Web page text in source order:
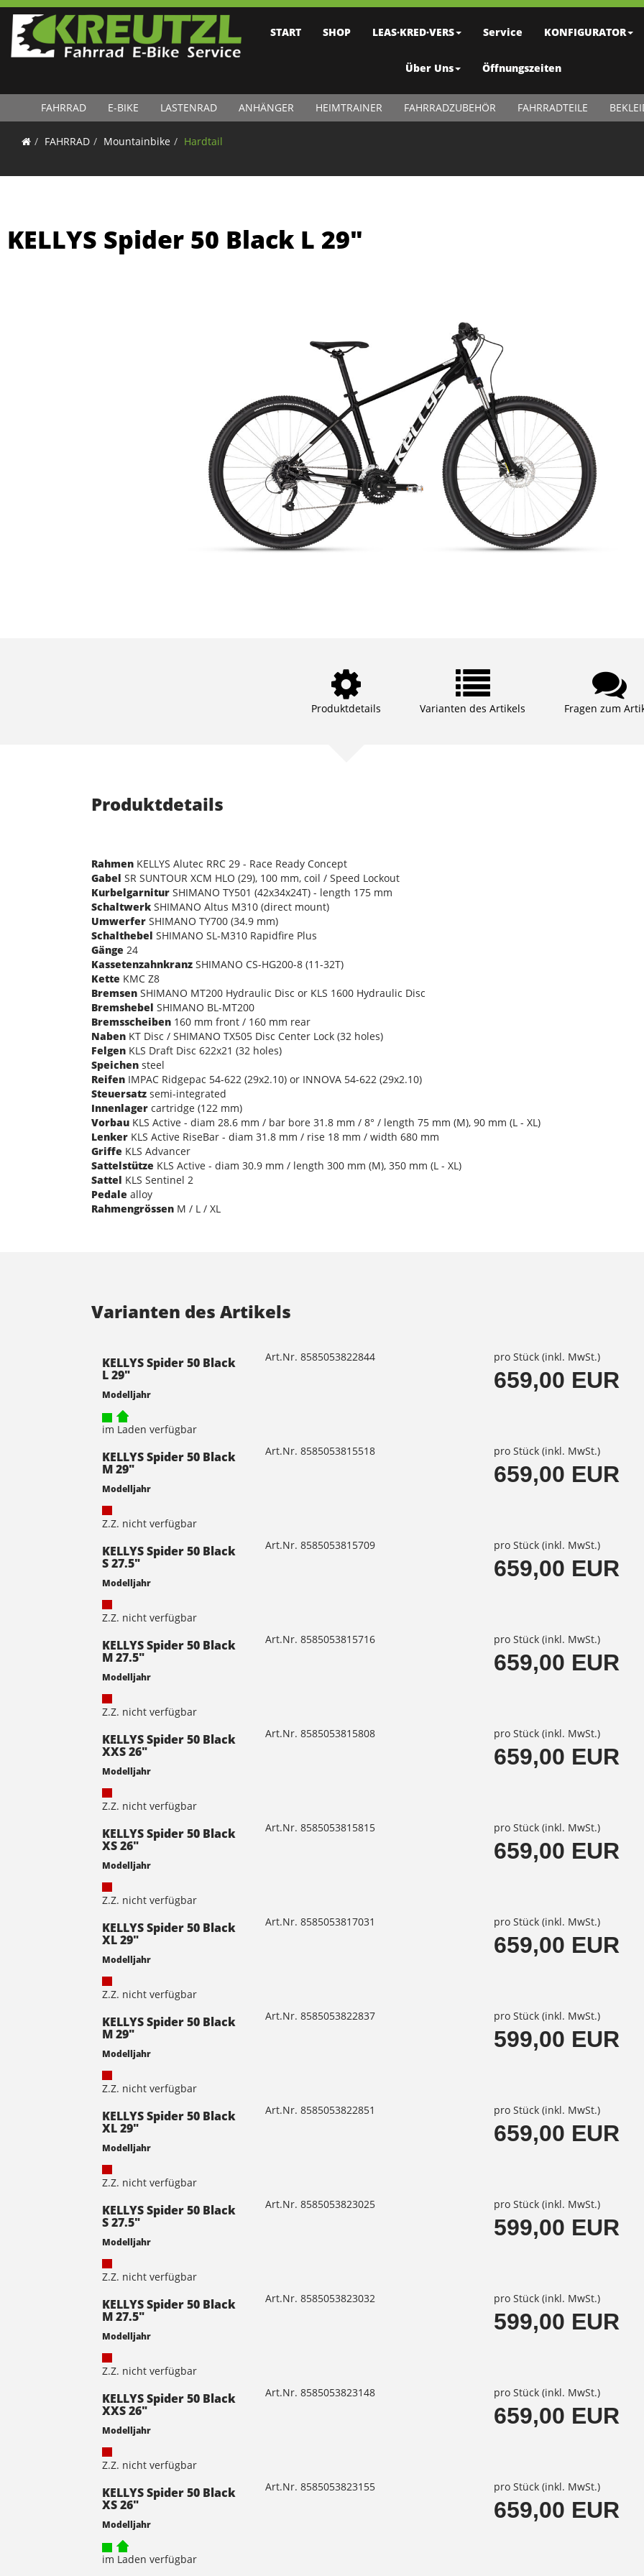
START SHOP LEAS·KRED·VERS Service KONFIGURATOR
Über Uns Öffnungszeiten
FAHRRAD E-BIKE LASTENRAD ANHÄNGER HEIMTRAINER FAHRRADZUBEHÖR FAHRRADTEILE
FAHRRAD Mountainbike Hardtail
KELLYS Spider 50 Black L 29"
Produktdetails Varianten des Artikels Fragen zum
Produktdetails
Rahmen KELLYS Alutec RRC 29 - Race Ready Concept
Gabel SR SUNTOUR XCM HLO (29), 100 mm, coil / Speed Lockout
Kurbelgarnitur SHIMANO TY501 (42x34x24T) - length 175 mm
Schaltwerk SHIMANO Altus M310 (direct mount)
Umwerfer SHIMANO TY700 (34.9 mm)
Schalthebel SHIMANO SL-M310 Rapidfire Plus
Gänge 24
Kassetenzahnkranz SHIMANO CS-HG200-8 (11-32T)
Kette KMC Z8
Bremsen SHIMANO MT200 Hydraulic Disc or KLS 1600 Hydraulic Disc
Bremshebel SHIMANO BL-MT200
Bremsscheiben 160 mm front / 160 mm rear
Naben KT Disc / SHIMANO TX505 Disc Center Lock (32 holes)
Felgen KLS Draft Disc 622x21 (32 holes)
Speichen steel
Reifen IMPAC Ridgepac 54-622 (29x2.10) or INNOVA 54-622 (29x2.10)
Steuersatz semi-integrated
Innenlager cartridge (122 mm)
Vorbau KLS Active - diam 28.6 mm / bar bore 31.8 mm / 8° / length 75 mm (M), 90 mm (L - XL)
Lenker KLS Active RiseBar - diam 31.8 mm / rise 18 mm / width 680 mm
Griffe KLS Advancer
Sattelstütze KLS Active - diam 30.9 mm / length 300 mm (M), 350 mm (L - XL)
Sattel KLS Sentinel 2
Pedale alloy
Rahmengrössen M / L / XL
Varianten des Artikels
KELLYS Spider 50 Black
L 29"
Modelljahr
im Laden verfügbar
Art.Nr. 8585053822844 pro Stück (inkl. MwSt.)
659,00 EUR
KELLYS Spider 50 Black
M 29"
Modelljahr
Z.Z. nicht verfügbar
Art.Nr. 8585053815518 pro Stück (inkl. MwSt.)
659,00 EUR
KELLYS Spider 50 Black
S 27.5"
Modelljahr
Z.Z. nicht verfügbar
Art.Nr. 8585053815709 pro Stück (inkl. MwSt.)
659,00 EUR
KELLYS Spider 50 Black
M 27.5"
Modelljahr
Z.Z. nicht verfügbar
Art.Nr. 8585053815716 pro Stück (inkl. MwSt.)
659,00 EUR
KELLYS Spider 50 Black
XXS 26"
Modelljahr
Z.Z. nicht verfügbar
Art.Nr. 8585053815808 pro Stück (inkl. MwSt.)
659,00 EUR
KELLYS Spider 50 Black
XS 26"
Modelljahr
Z.Z. nicht verfügbar
Art.Nr. 8585053815815 pro Stück (inkl. MwSt.)
659,00 EUR
KELLYS Spider 50 Black
XL 29"
Modelljahr
Z.Z. nicht verfügbar
Art.Nr. 8585053817031 pro Stück (inkl. MwSt.)
659,00 EUR
KELLYS Spider 50 Black
M 29"
Modelljahr
Z.Z. nicht verfügbar
Art.Nr. 8585053822837 pro Stück (inkl. MwSt.)
599,00 EUR
KELLYS Spider 50 Black
XL 29"
Modelljahr
Z.Z. nicht verfügbar
Art.Nr. 8585053822851 pro Stück (inkl. MwSt.)
659,00 EUR
KELLYS Spider 50 Black
S 27.5"
Modelljahr
Z.Z. nicht verfügbar
Art.Nr. 8585053823025 pro Stück (inkl. MwSt.)
599,00 EUR
KELLYS Spider 50 Black
M 27.5"
Modelljahr
Z.Z. nicht verfügbar
Art.Nr. 8585053823032 pro Stück (inkl. MwSt.)
599,00 EUR
KELLYS Spider 50 Black
XXS 26"
Modelljahr
Z.Z. nicht verfügbar
Art.Nr. 8585053823148 pro Stück (inkl. MwSt.)
659,00 EUR
KELLYS Spider 50 Black
XS 26"
Modelljahr
im Laden verfügbar
Art.Nr. 8585053823155 pro Stück (inkl. MwSt.)
659,00 EUR